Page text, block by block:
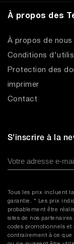
À propos des
À propos de nous
Conditions
Protection des
imprimer
Contact
S'inscrire à la
Tous les prix incluent
garantie. * Les prix
probablement être
sites de nos
codes promotionnels
contrairement à ce que